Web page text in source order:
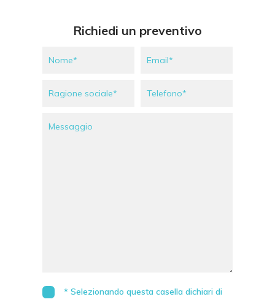
Richiedi un preventivo
* Selezionando questa casella dichiari di